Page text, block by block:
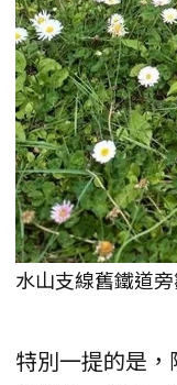
水山支線舊鐵道
特別一提的是